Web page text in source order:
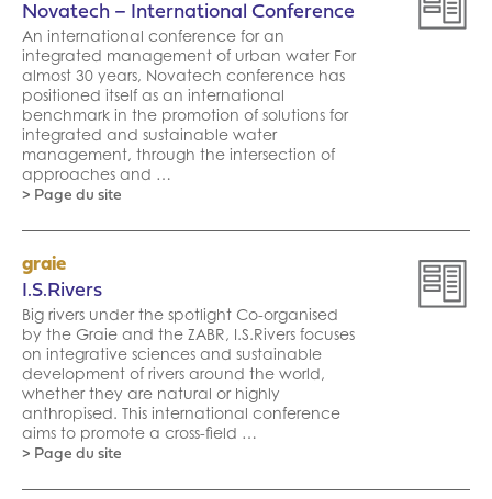
Novatech – International Conference
An international conference for an
integrated management of urban water For
almost 30 years, Novatech conference has
positioned itself as an international
benchmark in the promotion of solutions for
integrated and sustainable water
management, through the intersection of
approaches and …
> Page du site
graie
I.S.Rivers
Big rivers under the spotlight Co-organised
by the Graie and the ZABR, I.S.Rivers focuses
on integrative sciences and sustainable
development of rivers around the world,
whether they are natural or highly
anthropised. This international conference
aims to promote a cross-field …
> Page du site